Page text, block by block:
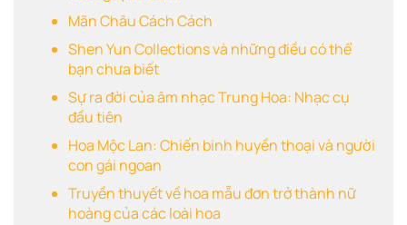
Mãn Châu Cách Cách
Shen Yun Collections và những điều có thể
bạn chưa biết
Sự ra đời của âm nhạc Trung Hoa: Nhạc cụ
đầu tiên
Hoa Mộc Lan: Chiến binh huyền thoại và người
con gái ngoan
Truyền thuyết về hoa mẫu đơn trở thành nữ
hoàng của các loài hoa